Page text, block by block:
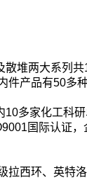
散堆两大系列
产品有50
多家化工科
国际认证，
西环、英特